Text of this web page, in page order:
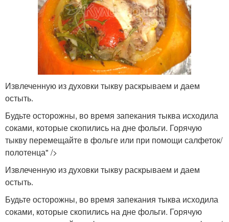
Извлеченную из духовки тыкву раскрываем и даем
остыть.
Будьте осторожны, во время запекания тыква исходила
соками, которые скопились на дне фольги. Горячую
тыкву перемещайте в фольге или при помощи салфеток/
полотенца" />
Извлеченную из духовки тыкву раскрываем и даем
остыть.
Будьте осторожны, во время запекания тыква исходила
соками, которые скопились на дне фольги. Горячую